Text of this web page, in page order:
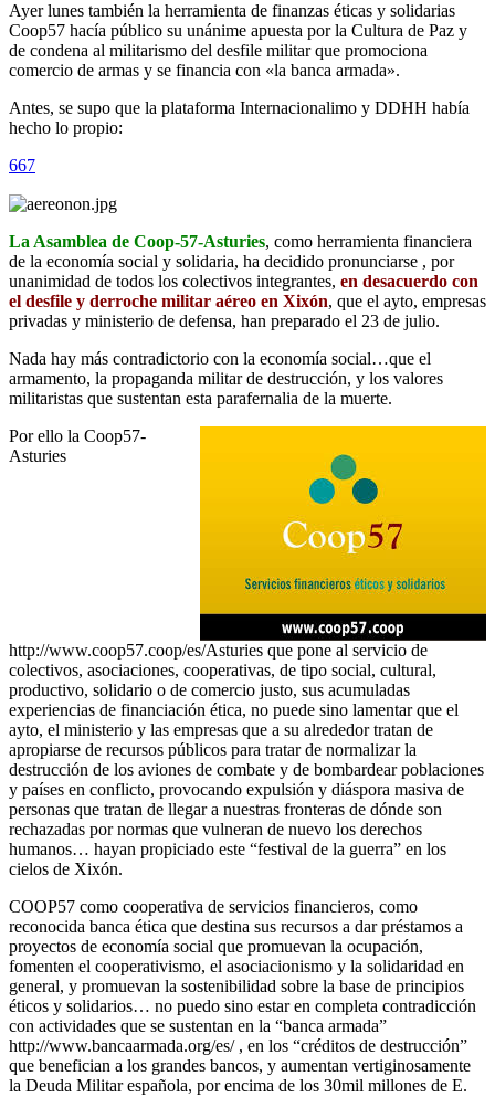
Ayer lunes también la herramienta de finanzas éticas y solidarias
Coop57 hacía público su unánime apuesta por la Cultura de Paz y
de condena al militarismo del desfile militar que promociona
comercio de armas y se financia con «la banca armada».
Antes, se supo que la plataforma Internacionalimo y DDHH había
hecho lo propio:
667
La Asamblea de Coop-57-Asturies, como herramienta financiera
de la economía social y solidaria, ha decidido pronunciarse , por
unanimidad de todos los colectivos integrantes, en desacuerdo con
el desfile y derroche militar aéreo en Xixón, que el ayto, empresas
privadas y ministerio de defensa, han preparado el 23 de julio.
Nada hay más contradictorio con la economía social…que el
armamento, la propaganda militar de destrucción, y los valores
militaristas que sustentan esta parafernalia de la muerte.
Por ello la Coop57-
Asturies
http://www.coop57.coop/es/Asturies que pone al servicio de
colectivos, asociaciones, cooperativas, de tipo social, cultural,
productivo, solidario o de comercio justo, sus acumuladas
experiencias de financiación ética, no puede sino lamentar que el
ayto, el ministerio y las empresas que a su alrededor tratan de
apropiarse de recursos públicos para tratar de normalizar la
destrucción de los aviones de combate y de bombardear poblaciones
y países en conflicto, provocando expulsión y diáspora masiva de
personas que tratan de llegar a nuestras fronteras de dónde son
rechazadas por normas que vulneran de nuevo los derechos
humanos… hayan propiciado este “festival de la guerra” en los
cielos de Xixón.
COOP57 como cooperativa de servicios financieros, como
reconocida banca ética que destina sus recursos a dar préstamos a
proyectos de economía social que promuevan la ocupación,
fomenten el cooperativismo, el asociacionismo y la solidaridad en
general, y promuevan la sostenibilidad sobre la base de principios
éticos y solidarios… no puedo sino estar en completa contradicción
con actividades que se sustentan en la “banca armada”
http://www.bancaarmada.org/es/ , en los “créditos de destrucción”
que benefician a los grandes bancos, y aumentan vertiginosamente
la Deuda Militar española, por encima de los 30mil millones de E.